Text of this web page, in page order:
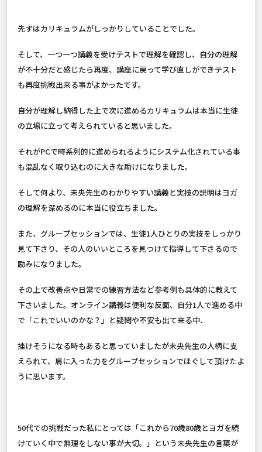
先ずはカリキュラムがしっかりしていることでした。
そして、一つ一つ講義を受けテストで理解を確認し、自分の理解
が不十分だと感じたら再度、講座に戻って学び直しができテスト
も再度挑戦出来る事がよかったです。
自分が理解し納得した上で次に進めるカリキュラムは本当に生徒
の立場に立って考えられていると思いました。
それがPCで時系列的に進められるようにシステム化されている事
も混乱なく取り込むのに大きな助けになりました。
そして何より、未央先生のわかりやすい講義と実技の説明はヨガ
の理解を深めるのに本当に役立ちました。
また、グループセッションでは、生徒1人ひとりの実技をしっかり
見て下さり、その人のいいところを見つけて指導して下さるので
励みになりました。
その上で改善点や日常での練習方法など参考例も具体的に教えて
下さいました。オンライン講義は便利な反面、自分1人で進める中
で「これでいいのかな？」と疑問や不安も出て来る中、
挫けそうになる時もあると思っていましたが未央先生の人柄に支
えられて、肩に入った力をグループセッションでほぐして頂けたよ
うに思います。
50代での挑戦だった私にとっては「これから70歳80歳とヨガを続
けていく中で無理をしない事が大切。」という未央先生の言葉が